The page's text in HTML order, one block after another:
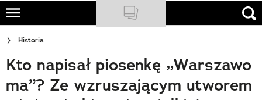
Skip
main
content
NATIONAL GEOGRAPHIC
TRAVELER
PODCASTY
Historia
Kto napisał piosenkę „Warszawo
ma”? Ze wzruszającym utworem